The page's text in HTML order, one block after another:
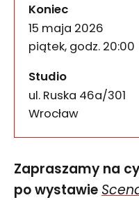
Koniec
15 maja 2026
piątek, godz. 20:00
Studio
ul. Ruska 46a/301
50-079
Wrocław
Zapraszamy na
po wystawie